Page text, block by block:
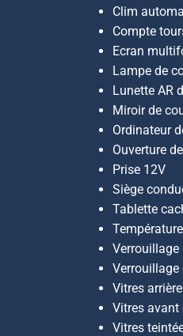
Clim
Compte
Ecran
Lampe de
Lunette AR
Miroir de
Ordinateur
Ouverture
Prise 12V
Siège
Tablette
Verrouillage
Vitres
Vitres avant
Vitres